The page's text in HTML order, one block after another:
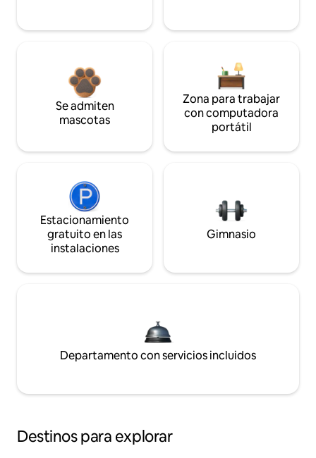
Se admiten
mascotas
Zona para trabajar
con computadora
portátil
Estacionamiento
gratuito en las
instalaciones
Gimnasio
Departamento con servicios incluidos
Destinos para explorar